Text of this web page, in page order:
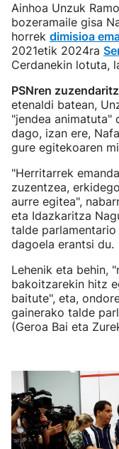
Ainhoa Unzuk
bozeramaile gisa
horrek dimisioa
2021etik 2024ra
Cerdanekin lotuta,
PSNren
etenaldi batean,
"jendea animatuta"
dago, izan ere,
gure egitekoaren
"Herritarrek
zuzentzea,
aurre egitea",
eta Idazkaritza
talde
dagoela erantsi du.
Lehenik eta behin,
bakoitzarekin hitz
baitute", eta,
gainerako talde
(Geroa Bai eta